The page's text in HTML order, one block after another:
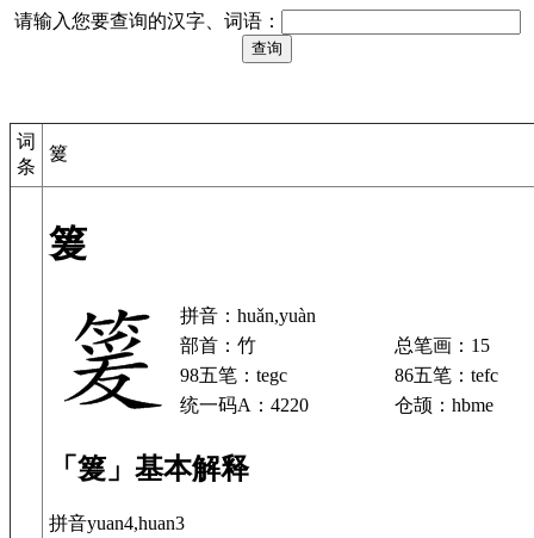
请输入您要查询的汉字、词语：
词
条
䈠
䈠
拼音：huǎn,yuàn
部首：竹
总笔画：15
98五笔：tegc
86五笔：tefc
统一码A：4220
仓颉：hbme
「䈠」基本解释
拼音yuan4,huan3